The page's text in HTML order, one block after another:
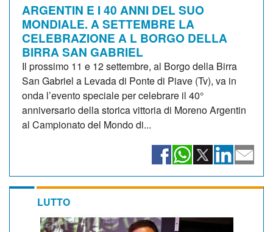
ARGENTIN E I 40 ANNI DEL SUO
MONDIALE. A SETTEMBRE LA
CELEBRAZIONE A L BORGO DELLA
BIRRA SAN GABRIEL
Il prossimo 11 e 12 settembre, al Borgo della Birra
San Gabriel a Levada di Ponte di Piave (Tv), va in
onda l’evento speciale per celebrare il 40°
anniversario della storica vittoria di Moreno Argentin
al Campionato del Mondo di...
LUTTO